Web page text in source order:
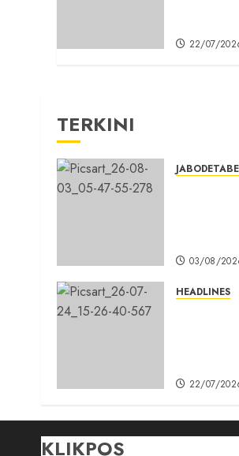
22/07/
TERKINI
03/08/
HEADLINES
22/07/
KLIKPOS